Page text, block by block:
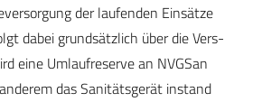
der laufenden Einsätze
dabei grundsätzlich über die Vers­
eine Umlaufreserve an NVGSan
das Sanitätsgerät instand